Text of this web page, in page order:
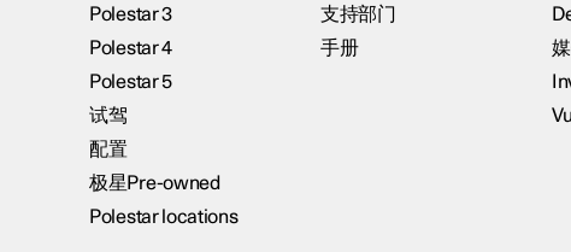
Polestar 3
Polestar 4
Polestar 5
试驾
配置
极星Pre-owned
Polestar locations
支持部门
手册